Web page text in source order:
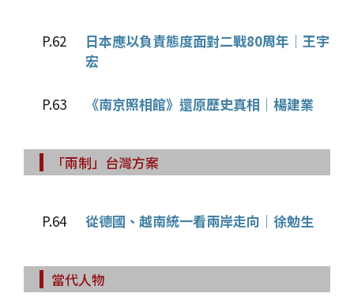
P.62
日本應以負責態度面對二戰80周年│王宇
宏
P.63 《南京照相館》還原歷史真相│楊建業
「兩制」台灣方案
P.64 從德國、越南統一看兩岸走向│徐勉生
當代人物